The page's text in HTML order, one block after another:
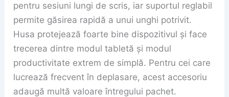
pentru sesiuni lungi de scris, iar suportul reglabil
permite găsirea rapidă a unui unghi potrivit.
Husa protejează foarte bine dispozitivul și face
trecerea dintre modul tabletă și modul
productivitate extrem de simplă. Pentru cei care
lucrează frecvent în deplasare, acest accesoriu
adaugă multă valoare întregului pachet.